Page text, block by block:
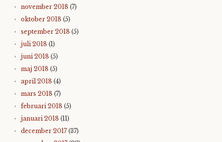
november 2018 (7)
oktober 2018 (5)
september 2018 (5)
juli 2018 (1)
juni 2018 (5)
maj 2018 (5)
april 2018 (4)
mars 2018 (7)
februari 2018 (5)
januari 2018 (11)
december 2017 (37)